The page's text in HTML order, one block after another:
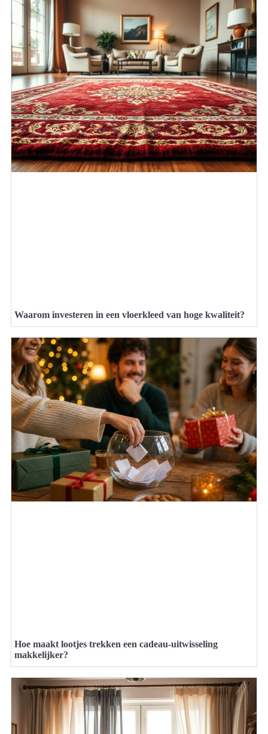
Waarom investeren in een vloerkleed van hoge kwaliteit?
Hoe maakt lootjes trekken een cadeau-uitwisseling
makkelijker?